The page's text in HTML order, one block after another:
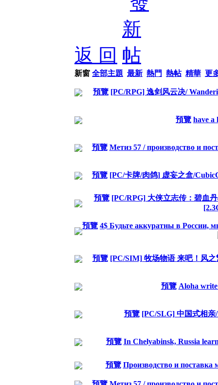
返 回
新窗 全部主題 最新 熱門 熱帖 精華 更
預覽 [PC/RPG] 逸剑风云决/
預覽 have a
預覽 Метиз 57 / производство и
預覽 [PC/卡牌/肉鸽] 虚妄之盒/
預覽 [PC/RPG] 大侠立志传：碧血
預覽 4$ Будьте аккуратны в России,
預覽 [PC/SIM] 牧场物语 来吧！风
預覽 Aloha
預覽 [PC/SLG] 中国式相亲
預覽 In Chelyabinsk, Russia
預覽 Производство и поставка